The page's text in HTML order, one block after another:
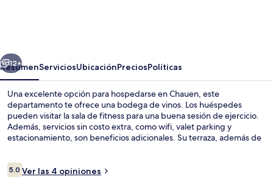
CHEFCHAOUEN
Siguiente
12+
ResumenServiciosUbicaciónPreciosPolíticas
Una excelente opción para hospedarse en Chauen, este
departamento te ofrece una bodega de vinos. Los huéspedes
pueden visitar la sala de fitness para una buena sesión de ejercicio.
Además, servicios sin costo extra, como wifi, valet parking y
estacionamiento, son beneficios adicionales. Su terraza, además de
Opiniones
5.05.0 de 10,
Ver las 4 opiniones